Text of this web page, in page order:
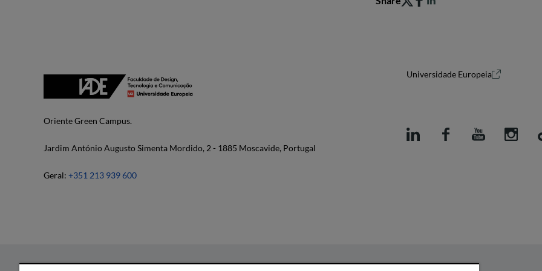
Oriente Green Campus.
Jardim António Augusto Simenta Mordido, 2 - 1885 Moscavide, Portugal
Geral: +351 213 939 600
Universidade Europeia